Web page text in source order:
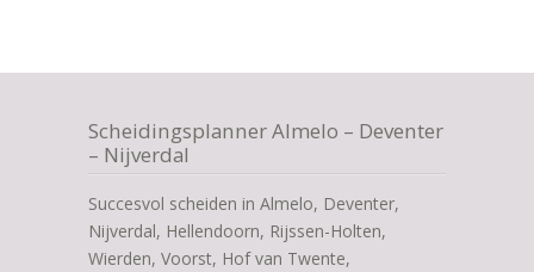
Scheidingsplanner Almelo – Deventer
– Nijverdal
Succesvol scheiden in Almelo, Deventer,
Nijverdal, Hellendoorn, Rijssen-Holten,
Wierden, Voorst, Hof van Twente,